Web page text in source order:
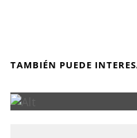
TAMBIÉN PUEDE